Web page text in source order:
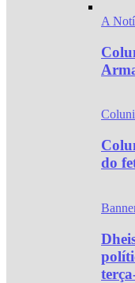
A
do